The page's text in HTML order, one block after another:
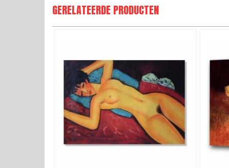
GERELATEERDE PRODUCTEN